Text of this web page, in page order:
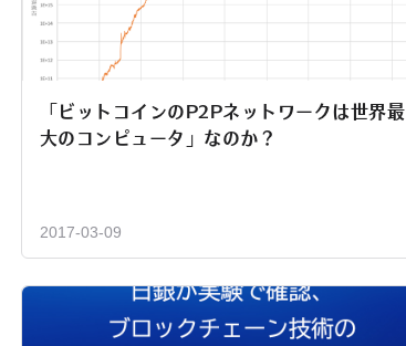
「ビットコインのP2Pネットワークは世界最
大のコンピュータ」なのか？
2017-03-09